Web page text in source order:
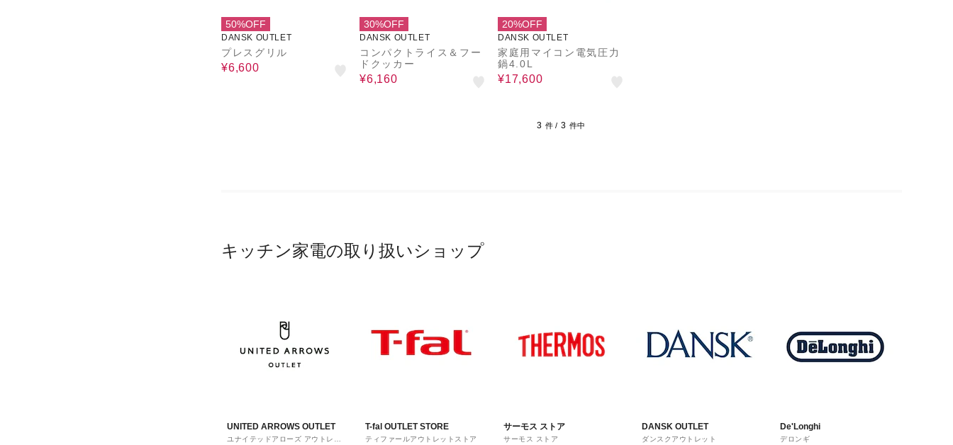
50%OFF
DANSK OUTLET
プレスグリル
¥6,600
30%OFF
DANSK OUTLET
コンパクトライス＆フー
ドクッカー
¥6,160
20%OFF
DANSK OUTLET
家庭用マイコン電気圧力
鍋4.0L
¥17,600
3 件 / 3 件中
キッチン家電の取り扱いショップ
UNITED ARROWS OUTLET
ユナイテッドアローズ アウトレッ
T-fal OUTLET STORE
ティファールアウトレットストア
サーモス ストア
サーモス ストア
DANSK OUTLET
ダンスクアウトレット
De'Longhi
デロンギ